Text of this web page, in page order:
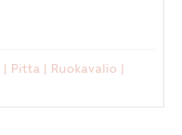
| Pitta | Ruokavalio |